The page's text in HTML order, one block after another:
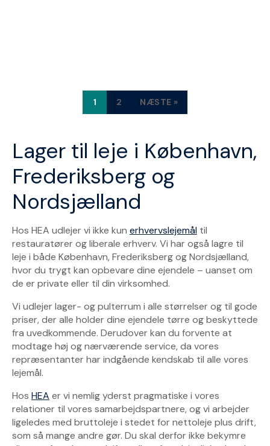
UDLEJET
d
l
æ
g
s
i
n
d
d
e
l
i
n
1 2 NÆSTE »
Lager til leje i København,
Frederiksberg og
Nordsjælland
Hos HEA udlejer vi ikke kun erhvervslejemål til
restauratører og liberale erhverv. Vi har også lagre til
leje i både København, Frederiksberg og Nordsjælland,
hvor du trygt kan opbevare dine ejendele – uanset om
de er private eller til din virksomhed.
Vi udlejer lager- og pulterrum i alle størrelser og til gode
priser, der alle holder dine ejendele tørre og beskyttede
fra uvedkommende. Derudover kan du forvente at
modtage høj og nærværende service, da vores
repræsentanter har indgående kendskab til alle vores
lejemål.
Hos HEA er vi nemlig yderst pragmatiske i vores
relationer til vores samarbejdspartnere, og vi arbejder
ligeledes med bruttoleje i stedet for nettoleje plus drift,
som så mange andre gør. Du skal derfor ikke bekymre